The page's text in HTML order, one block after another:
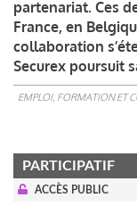
partenariat. Ces
France, en
collaboration
Securex poursuit
EMPLOI, FORMATION ET
PARTICIPATIF
ACCÈS PUBLIC